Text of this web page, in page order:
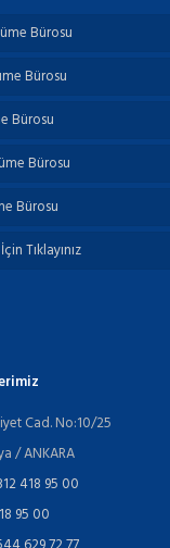
Bürosu
Bürosu
Bürosu
Bürosu
Bürosu
Tıklayınız
Cad. No:10/25
/ ANKARA
418 95 00
95 00